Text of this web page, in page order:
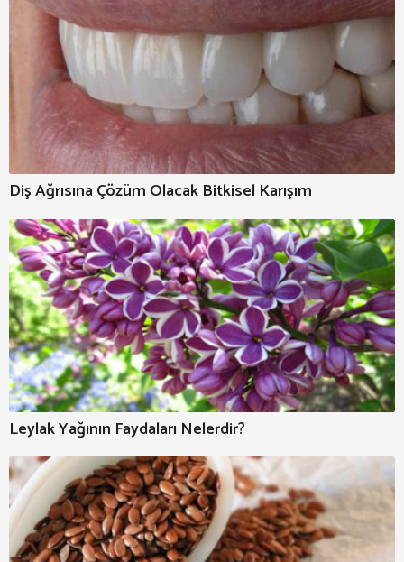
Diş Ağrısına Çözüm Olacak Bitkisel Karışım
Leylak Yağının Faydaları Nelerdir?